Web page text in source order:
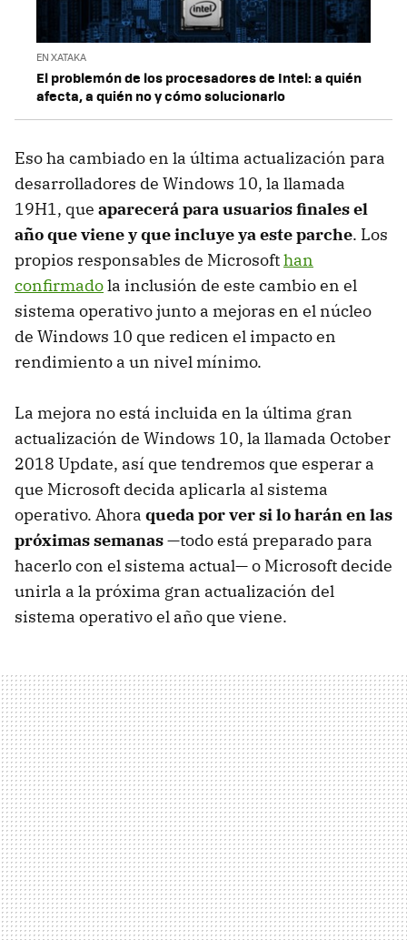
EN XATAKA
El problemón de los procesadores de Intel: a quién
afecta, a quién no y cómo solucionarlo
Eso ha cambiado en la última actualización para
desarrolladores de Windows 10, la llamada
19H1, que aparecerá para usuarios finales el
año que viene y que incluye ya este parche. Los
propios responsables de Microsofthan
confirmadola inclusión de este cambio en el
sistema operativo junto a mejoras en el núcleo
de Windows 10 que redicen el impacto en
rendimiento a un nivel mínimo.
La mejora no está incluida en la última gran
actualización de Windows 10, la llamada October
2018 Update, así que tendremos que esperar a
que Microsoft decida aplicarla al sistema
operativo. Ahora queda por ver si lo harán en las
próximas semanas—todo está preparado para
hacerlo con el sistema actual— o Microsoft decide
unirla a la próxima gran actualización del
sistema operativo el año que viene.